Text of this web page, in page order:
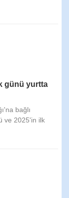
günü yurtta
bağlı
ve 2025'in ilk